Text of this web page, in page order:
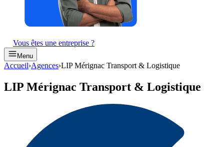
Vous êtes une entreprise ?
Menu
Accueil›Agences›LIP Mérignac Transport & Logistique
LIP Mérignac Transport & Logistique